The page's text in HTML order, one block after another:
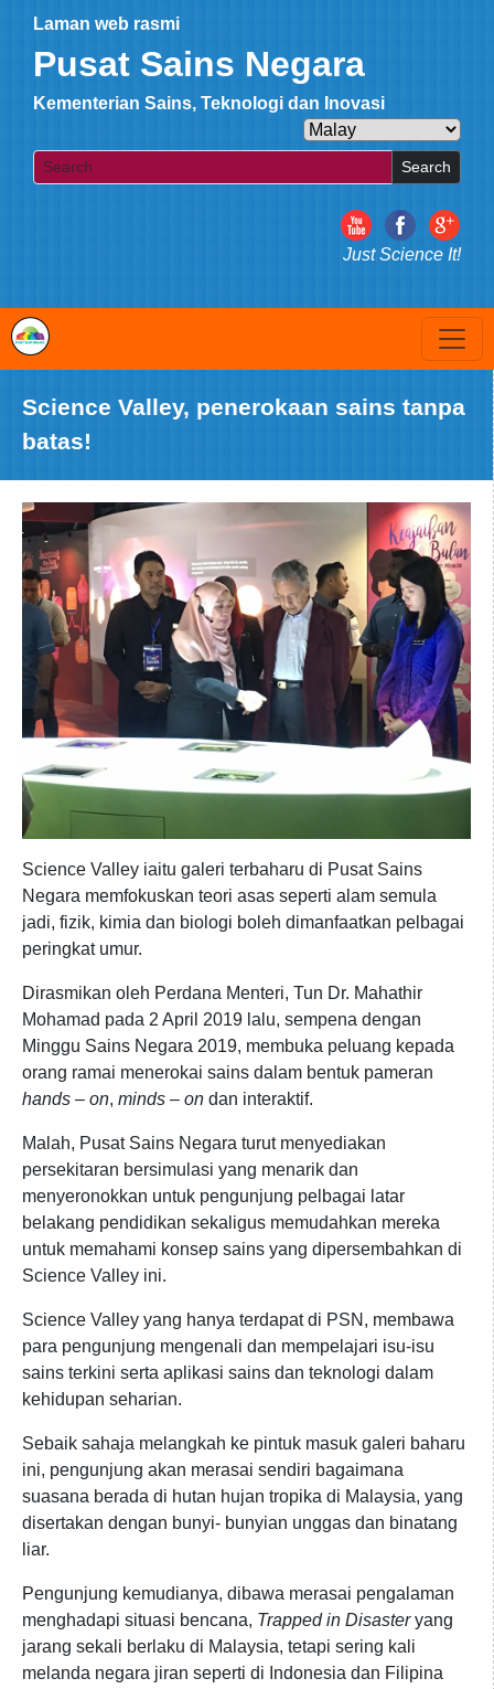
Laman web rasmi
Pusat Sains Negara
Kementerian Sains, Teknologi dan Inovasi
Search
Just Science It!
Science Valley, penerokaan sains tanpa
batas!
Science Valley iaitu galeri terbaharu di Pusat Sains
Negara memfokuskan teori asas seperti alam semula
jadi, fizik, kimia dan biologi boleh dimanfaatkan pelbagai
peringkat umur.
Dirasmikan oleh Perdana Menteri, Tun Dr. Mahathir
Mohamad pada 2 April 2019 lalu, sempena dengan
Minggu Sains Negara 2019, membuka peluang kepada
orang ramai menerokai sains dalam bentuk pameran
hands – on, minds – on dan interaktif.
Malah, Pusat Sains Negara turut menyediakan
persekitaran bersimulasi yang menarik dan
menyeronokkan untuk pengunjung pelbagai latar
belakang pendidikan sekaligus memudahkan mereka
untuk memahami konsep sains yang dipersembahkan di
Science Valley ini.
Science Valley yang hanya terdapat di PSN, membawa
para pengunjung mengenali dan mempelajari isu-isu
sains terkini serta aplikasi sains dan teknologi dalam
kehidupan seharian.
Sebaik sahaja melangkah ke pintuk masuk galeri baharu
ini, pengunjung akan merasai sendiri bagaimana
suasana berada di hutan hujan tropika di Malaysia, yang
disertakan dengan bunyi- bunyian unggas dan binatang
liar.
Pengunjung kemudianya, dibawa merasai pengalaman
menghadapi situasi bencana, Trapped in Disasteryang
jarang sekali berlaku di Malaysia, tetapi sering kali
melanda negara jiran seperti di Indonesia dan Filipina